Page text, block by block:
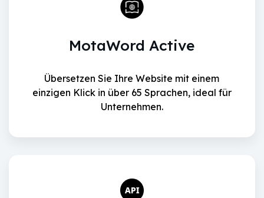
MotaWord Active
Übersetzen Sie Ihre Website mit einem
einzigen Klick in über 65 Sprachen, ideal für
Unternehmen.